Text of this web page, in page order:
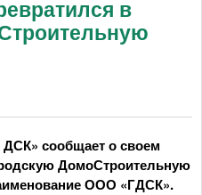
в
сообщает о своем
ДомоСтроительную
ООО «ГДСК».